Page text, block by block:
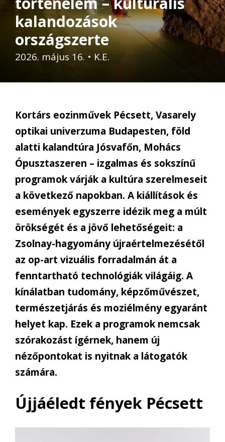
kalandozások
országszerte
2026. május 16. • K.E.
Kortárs eozinművek Pécsett, Vasarely
optikai univerzuma Budapesten, föld
alatti kalandtúra Jósvafőn, Mohács
Ópusztaszeren – izgalmas és sokszínű
programok várják a kultúra szerelmeseit
a következő napokban. A kiállítások és
események egyszerre idézik meg a múlt
örökségét és a jövő lehetőségeit: a
Zsolnay-hagyomány újraértelmezésétől
az op-art vizuális forradalmán át a
fenntartható technológiák világáig. A
kínálatban tudomány, képzőművészet,
természetjárás és moziélmény egyaránt
helyet kap. Ezek a programok nemcsak
szórakozást ígérnek, hanem új
nézőpontokat is nyitnak a látogatók
számára.
Újjáéledt fények Pécsett